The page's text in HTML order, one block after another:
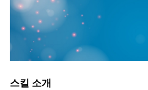
스킬 소개